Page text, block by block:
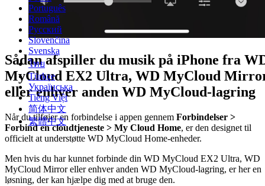
Português
Română
Русский
Slovenčina
Svenska
ไทย
Türkçe
Українська
Tiếng Việt
简体中文
繁體中文
Sådan afspiller du musik på iPhone fra
MyCloud EX2 Ultra, WD MyCloud
eller enhver anden WD MyCloud-lagring
Når du tilføjer en forbindelse i appen gennem Forbindelser >
Forbind en cloudtjeneste > My Cloud Home, er den designet til
officielt at understøtte WD MyCloud Home-enheder.
Men hvis du har kunnet forbinde din WD MyCloud EX2 Ultra, WD
MyCloud Mirror eller enhver anden WD MyCloud-lagring, er her en
løsning, der kan hjælpe dig med at bruge den.